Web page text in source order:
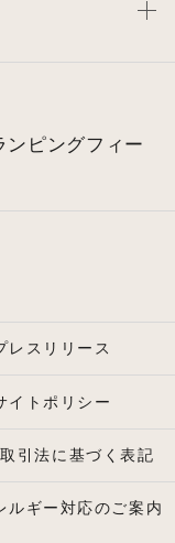
ンピングフィー
レスリリース
イトポリシー
引法に基づく表記
ルギー対応のご案内